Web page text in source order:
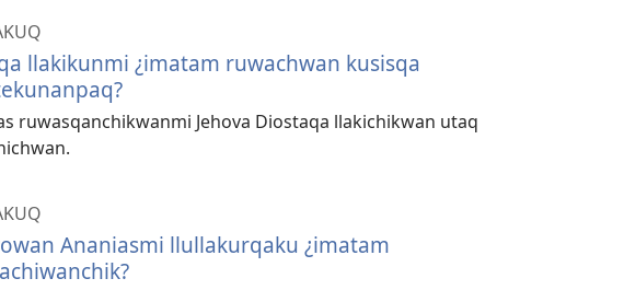
llakikunmi ¿imatam ruwachwan kusisqa
ruwasqanchikwanmi Jehova Diostaqa llakichikwan utaq
Ananiasmi llullakurqaku ¿imatam